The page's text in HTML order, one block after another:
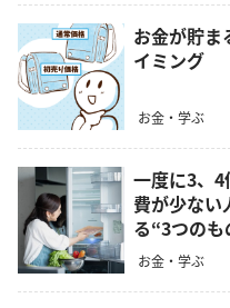
お金が貯ま
イミング
お金・学ぶ
一度に3、
費が少ない
る“3つのも
お金・学ぶ